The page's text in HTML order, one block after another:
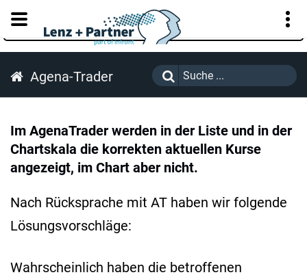
KUNDENPORTAL
Agena-Trader
Im AgenaTrader werden in der Liste und in der
Chartskala die korrekten aktuellen Kurse
angezeigt, im Chart aber nicht.
Nach Rücksprache mit AT haben wir folgende
Lösungsvorschläge:
Wahrscheinlich haben die betroffenen